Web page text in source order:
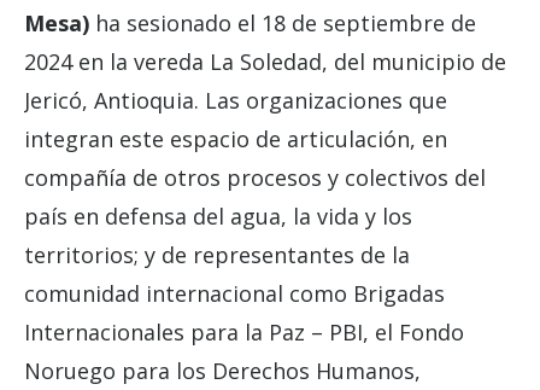
Mesa) ha sesionado el 18 de septiembre de
2024 en la vereda La Soledad, del municipio de
Jericó, Antioquia. Las organizaciones que
integran este espacio de articulación, en
compañía de otros procesos y colectivos del
país en defensa del agua, la vida y los
territorios; y de representantes de la
comunidad internacional como Brigadas
Internacionales para la Paz – PBI, el Fondo
Noruego para los Derechos Humanos,